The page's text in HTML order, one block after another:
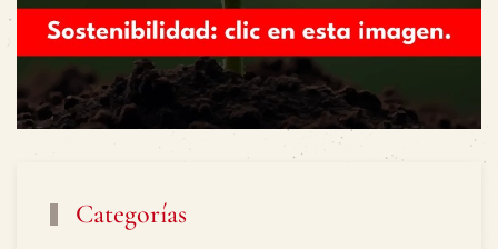
Categorías